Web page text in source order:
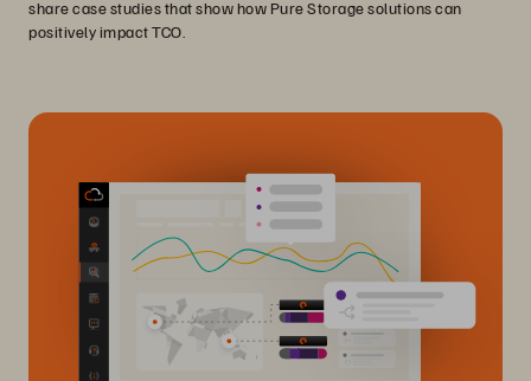
share case studies that show how Pure Storage solutions can
positively impact TCO.